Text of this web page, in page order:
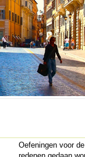
Oefeningen voor